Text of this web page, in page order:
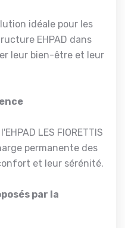
idéale pour les
EHPAD dans
leur bien-être et leur
LES FIORETTIS
permanente des
et leur sérénité.
par la